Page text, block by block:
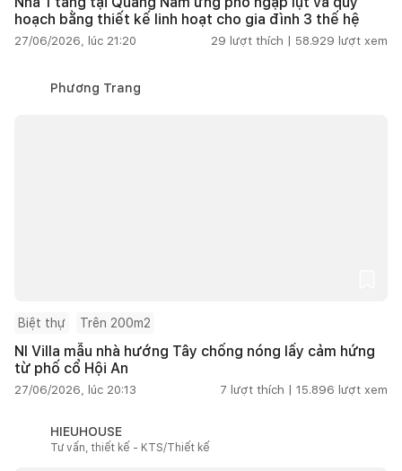
hoạch bằng thiết kế linh hoạt cho gia đình 3 thế hệ
27/06/2026, lúc 21:20 29 lượt thích | 58.929 lượt xem
Phương Trang
Biệt thự Trên 200m2
NI Villa mẫu nhà hướng Tây chống nóng lấy cảm hứng
từ phố cổ Hội An
27/06/2026, lúc 20:13 7 lượt thích | 15.896 lượt xem
HIEUHOUSE
Tư vấn, thiết kế - KTS/Thiết kế